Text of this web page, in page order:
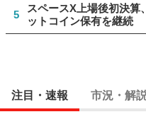
5
スペースX上場後初決
ットコイン保有を継続
注目・速報 市況・解